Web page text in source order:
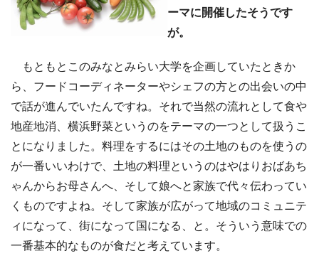
ーマに開催したそうです
が。
もともとこのみなとみらい大学を企画していたときか
ら、フードコーディネーターやシェフの方との出会いの中
で話が進んでいたんですね。それで当然の流れとして食や
地産地消、横浜野菜というのをテーマの一つとして扱うこ
とになりました。料理をするにはその土地のものを使うの
が一番いいわけで、土地の料理というのはやはりおばあち
ゃんからお母さんへ、そして娘へと家族で代々伝わってい
くものですよね。そして家族が広がって地域のコミュニテ
ィになって、街になって国になる、と。そういう意味での
一番基本的なものが食だと考えています。